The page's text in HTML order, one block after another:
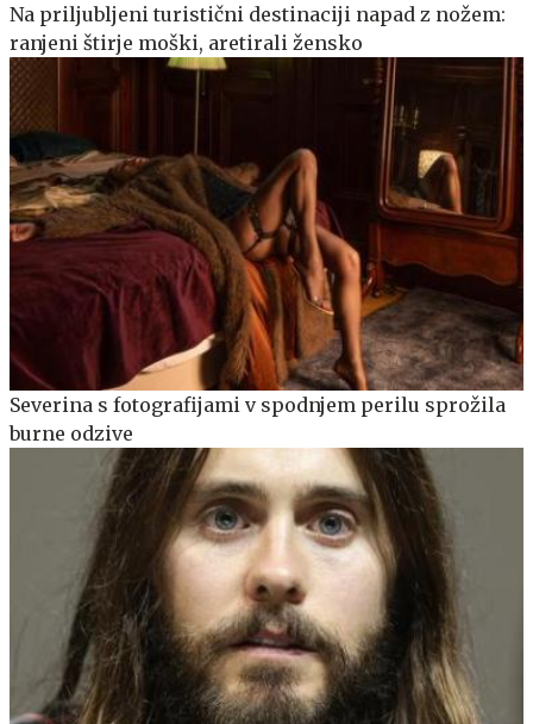
Na priljubljeni turistični destinaciji napad z nožem:
ranjeni štirje moški, aretirali žensko
Severina s fotografijami v spodnjem perilu sprožila
burne odzive